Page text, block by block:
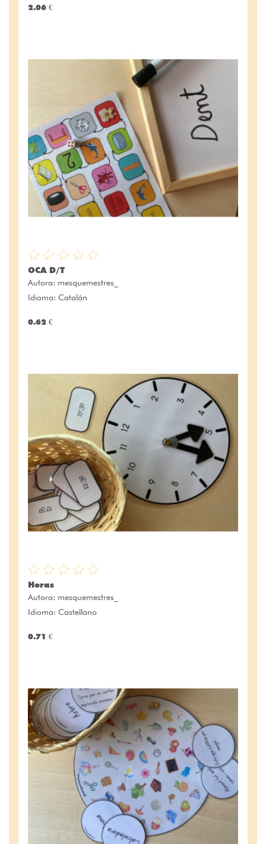
2.06 €
OCA D/T
Autora: mesquemestres_
Idioma: Catalán
0.62 €
Horas
Autora: mesquemestres_
Idioma: Castellano
0.71 €